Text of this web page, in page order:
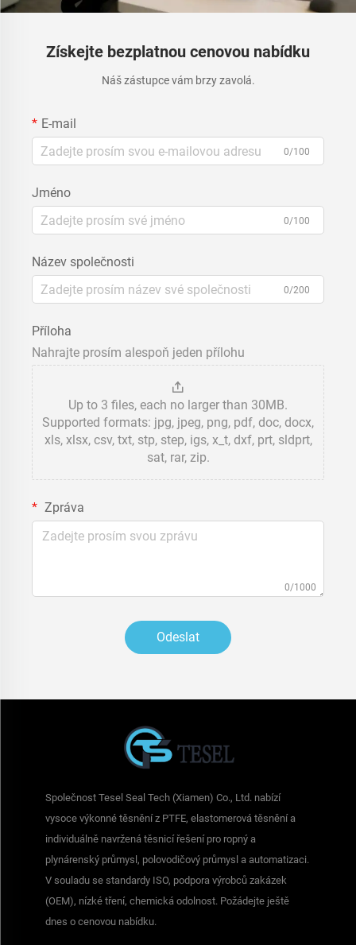
Získejte bezplatnou cenovou nabídku
Náš zástupce vám brzy zavolá.
E-mail
0/100
Jméno
0/100
Název společnosti
0/200
Příloha
Nahrajte prosím alespoň jeden přílohu
Up to 3 files, each no larger than 30MB.
Supported formats: jpg, jpeg, png, pdf, doc, docx,
xls, xlsx, csv, txt, stp, step, igs, x_t, dxf, prt, sldprt,
sat, rar, zip.
Zpráva
0/1000
Odeslat
Společnost Tesel Seal Tech (Xiamen) Co., Ltd. nabízí
vysoce výkonné těsnění z PTFE, elastomerová těsnění a
individuálně navržená těsnicí řešení pro ropný a
plynárenský průmysl, polovodičový průmysl a automatizaci.
V souladu se standardy ISO, podpora výrobců zakázek
(OEM), nízké tření, chemická odolnost. Požádejte ještě
dnes o cenovou nabídku.